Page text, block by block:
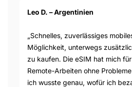
Leo D. – Argentinien
„Schnelles, zuverlässiges
Möglichkeit, unterwegs
zu kaufen. Die eSIM hat mich
Remote-Arbeiten ohne
ich wusste genau, wofür ich